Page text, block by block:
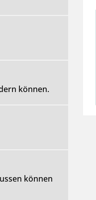
können.
können